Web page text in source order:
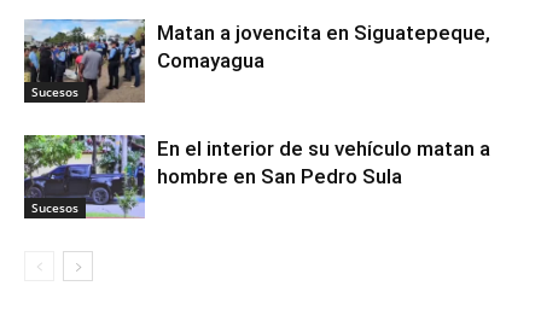
Sucesos
Matan a jovencita en Siguatepeque,
Comayagua
Sucesos
En el interior de su vehículo matan a
hombre en San Pedro Sula